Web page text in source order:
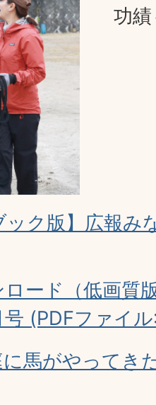
功績
ック版】広報
ロード（低画質
(PDFファイ
に馬がやってき